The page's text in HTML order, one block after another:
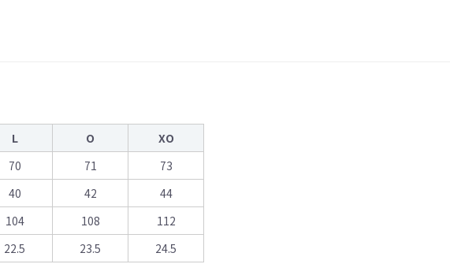
L O
XO
70
71
73
40
42
44
104
108
112
22.5
23.5 24.5